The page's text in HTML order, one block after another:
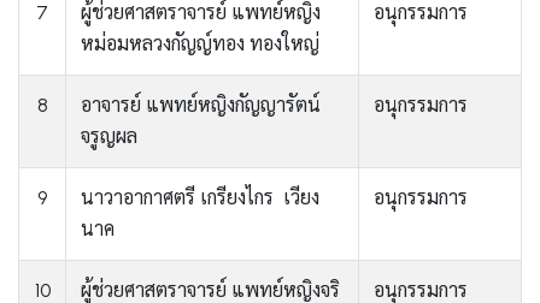
7
ผู้ช่วยศาสตราจารย์ แพทย์หญิง
หม่อมหลวงกัญญ์ทอง ทองใหญ่
อนุกรรมการ
8
อาจารย์ แพทย์หญิงกัญญารัตน์
จรูญผล
อนุกรรมการ
9
นาวาอากาศตรี เกรียงไกร เวียง
นาค
อนุกรรมการ
10
ผู้ช่วยศาสตราจารย์ แพทย์หญิงจริ
อนุกรรมการ